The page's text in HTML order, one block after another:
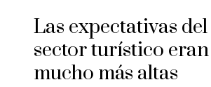
Las expectativas del
sector turístico eran
mucho más altas